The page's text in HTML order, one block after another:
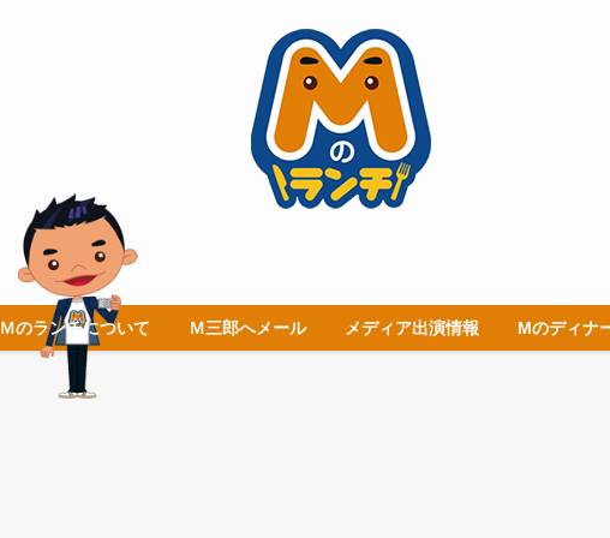
Ｍのランチについて Ｍ三郎へメール メディア出演情報 Mのディナ